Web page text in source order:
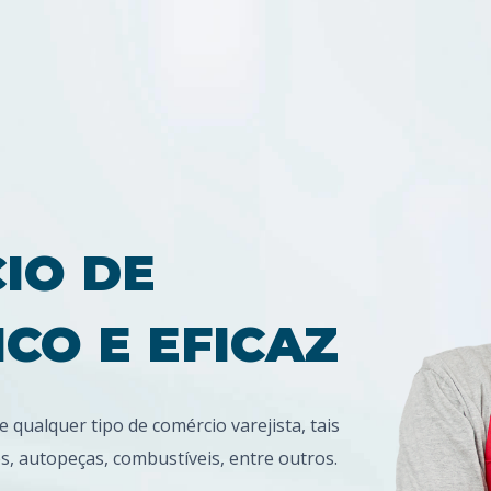
DE
E EFICAZ
qualquer tipo de comércio varejista, tais
autopeças, combustíveis, entre outros.